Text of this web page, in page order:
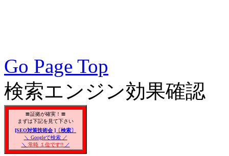
Go Page Top
検索エンジン効果確認
〓証拠が確実！〓
まずは下記を見て下さい
[SEO対策技術会 ]〔検索〕
＼ Googleで検索 ／
＼ 常時 １位です!!／